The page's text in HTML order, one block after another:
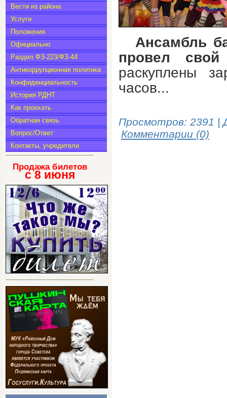
Вести из района
Услуги
Положения
Официально
Раздел ФЗ-223/ФЗ-44
Антикоррупционная политика
Конфиденциальность
История РДНТ
Как проехать
Обратная связь
Вопрос/Ответ
Контакты, учредители
Продажа билетов
с 8 июня
Ансамбль
провел
раскуплены
часов...
Просмотров: 2391 |
Комментарии (0)